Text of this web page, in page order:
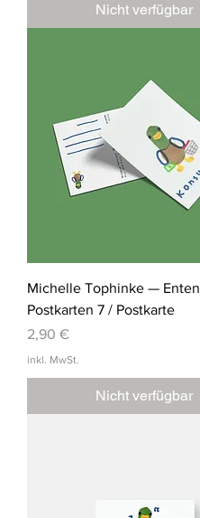
Nicht verfügbar
Michelle Tophinke — Enten
Postkarten 7 / Postkarte
Preis
2,90 €
inkl. MwSt.
Nicht verfügbar